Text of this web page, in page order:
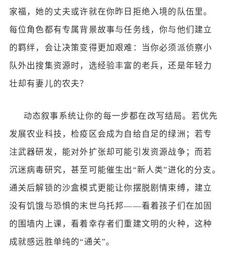
家福，她的丈夫或许就在你昨日拒绝入境的队伍里。
每位角色都有专属背景故事与任务线，你与他们建立
的羁绊，会让决策变得更加艰难：当你必须派侦察小
队外出搜集资源时，选经验丰富的老兵，还是年轻力
壮却有妻儿的农夫？
动态叙事系统让你的每一步都在改写结局。若优先
发展农业科技，检疫区会成为自给自足的绿洲；若专
注武器研发，能对外扩张却可能引发资源战争；而若
沉迷病毒研究，甚至可能催生出“新人类”进化的分支。
通关后解锁的沙盒模式更能让你摆脱剧情束缚，建立
没有饥饿与恐惧的末世乌托邦——看着孩子们在加固
的围墙内上课，看着幸存者们重建文明的火种，这种
成就感远胜单纯的“通关”。